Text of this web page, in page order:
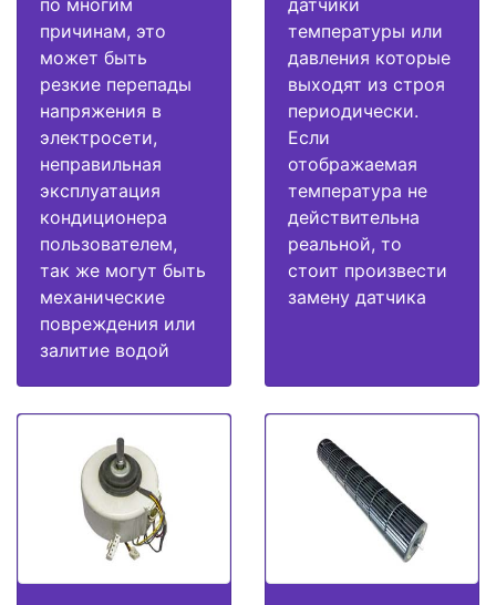
по многим
причинам, это
может быть
резкие перепады
напряжения в
электросети,
неправильная
эксплуатация
кондиционера
пользователем,
так же могут быть
механические
повреждения или
залитие водой
датчики
температуры или
давления которые
выходят из строя
периодически.
Если
отображаемая
температура не
действительна
реальной, то
стоит произвести
замену датчика